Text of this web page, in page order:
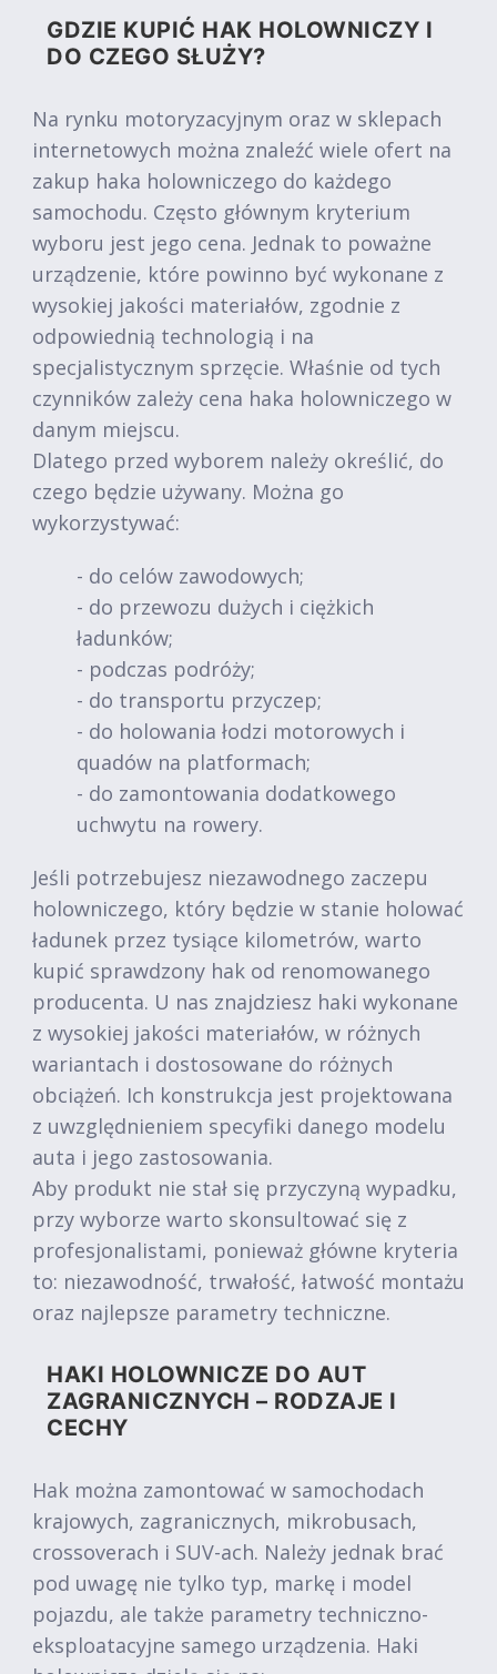
GDZIE KUPIĆ HAK HOLOWNICZY I
DO CZEGO SŁUŻY?
Na rynku motoryzacyjnym oraz w sklepach
internetowych można znaleźć wiele ofert na
zakup haka holowniczego do każdego
samochodu. Często głównym kryterium
wyboru jest jego cena. Jednak to poważne
urządzenie, które powinno być wykonane z
wysokiej jakości materiałów, zgodnie z
odpowiednią technologią i na
specjalistycznym sprzęcie. Właśnie od tych
czynników zależy cena haka holowniczego w
danym miejscu.
Dlatego przed wyborem należy określić, do
czego będzie używany. Można go
wykorzystywać:
- do celów zawodowych;
- do przewozu dużych i ciężkich
ładunków;
- podczas podróży;
- do transportu przyczep;
- do holowania łodzi motorowych i
quadów na platformach;
- do zamontowania dodatkowego
uchwytu na rowery.
Jeśli potrzebujesz niezawodnego zaczepu
holowniczego, który będzie w stanie holować
ładunek przez tysiące kilometrów, warto
kupić sprawdzony hak od renomowanego
producenta. U nas znajdziesz haki wykonane
z wysokiej jakości materiałów, w różnych
wariantach i dostosowane do różnych
obciążeń. Ich konstrukcja jest projektowana
z uwzględnieniem specyfiki danego modelu
auta i jego zastosowania.
Aby produkt nie stał się przyczyną wypadku,
przy wyborze warto skonsultować się z
profesjonalistami, ponieważ główne kryteria
to: niezawodność, trwałość, łatwość montażu
oraz najlepsze parametry techniczne.
HAKI HOLOWNICZE DO AUT
ZAGRANICZNYCH – RODZAJE I
CECHY
Hak można zamontować w samochodach
krajowych, zagranicznych, mikrobusach,
crossoverach i SUV-ach. Należy jednak brać
pod uwagę nie tylko typ, markę i model
pojazdu, ale także parametry techniczno-
eksploatacyjne samego urządzenia. Haki